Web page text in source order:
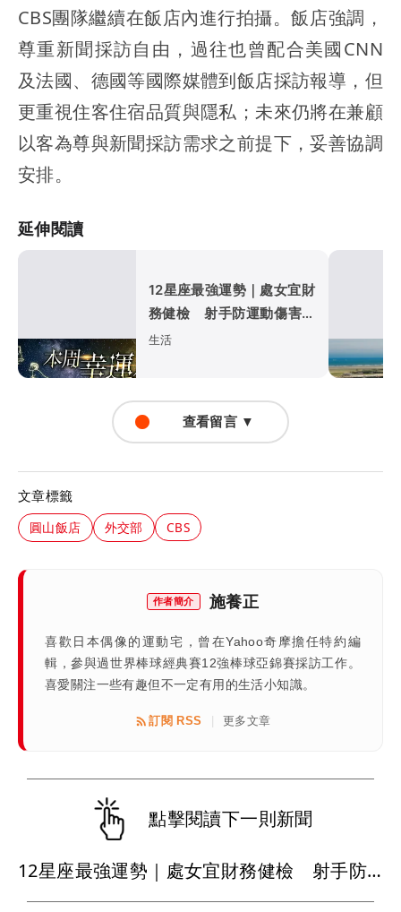
CBS團隊繼續在飯店內進行拍攝。飯店強調，
尊重新聞採訪自由，過往也曾配合美國CNN
及法國、德國等國際媒體到飯店採訪報導，但
更重視住客住宿品質與隱私；未來仍將在兼顧
以客為尊與新聞採訪需求之前提下，妥善協調
安排。
延伸閱讀
12星座最強運勢｜處女宜財
務健檢 射手防運動傷害
巨蟹職場入佳境
生活
查看留言 ▼
文章標籤
圓山飯店 外交部 CBS
作者簡介 施養正
喜歡日本偶像的運動宅，曾在Yahoo奇摩擔任特約編
輯，參與過世界棒球經典賽12強棒球亞錦賽採訪工作。
喜愛關注一些有趣但不一定有用的生活小知識。
訂閱 RSS 更多文章
點擊閱讀下一則新聞
12星座最強運勢｜處女宜財務健檢 射手防運動傷害 巨蟹職場入佳境